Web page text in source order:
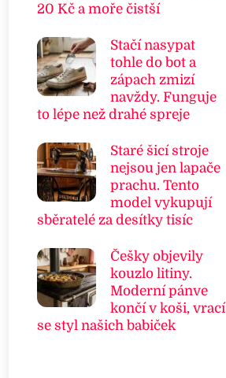
20 Kč a moře čistší
Stačí nasypat
tohle do bot a
zápach zmizí
navždy. Funguje
to lépe než drahé spreje
Staré šicí stroje
nejsou jen lapače
prachu. Tento
model vykupují
sběratelé za desítky tisíc
Češky objevily
kouzlo litiny.
Moderní pánve
končí v koši, vrací
se styl našich babiček